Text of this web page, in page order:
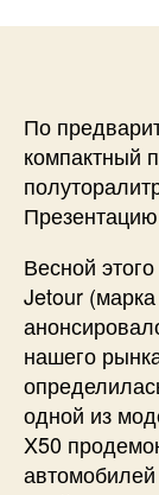
По
компактный
Весной
Jetour
нашего
одной из
X50